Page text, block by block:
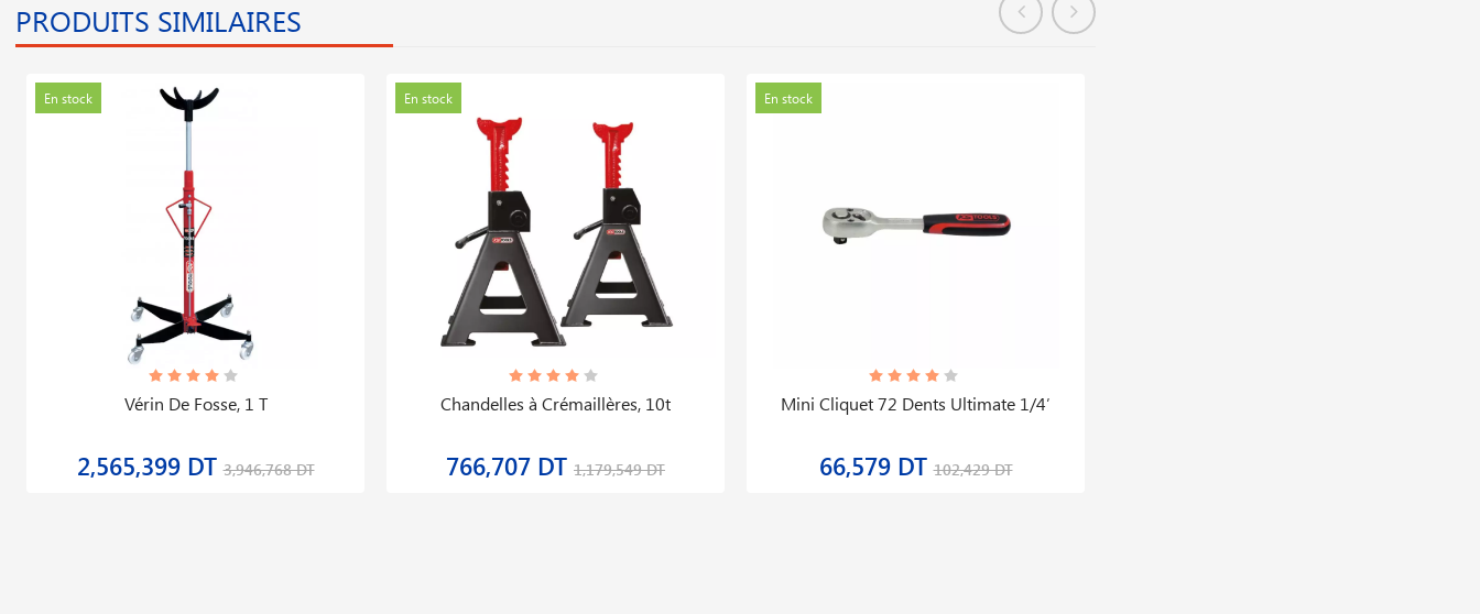
PRODUITS SIMILAIRES
En stock
Vérin De Fosse, 1 T
2,565,399 DT3,946,768 DT
En stock
Chandelles à Crémaillères, 10t
766,707 DT 1,179,549 DT
En stock
Mini Cliquet 72 Dents Ultimate 1/4′
66,579 DT102,429 DT